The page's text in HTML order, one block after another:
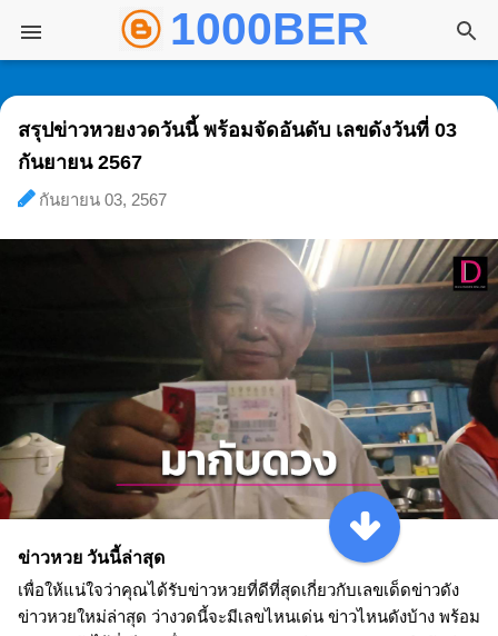
ข้ามไปที่เนื้อหาหลัก
1000BER พันเ
สรุปข่าวหวยงวดวันนี้ พร้อมจัดอันดับ เลขดังวันที่ 03
กันยายน 2567
กันยายน 03, 2567
ข่าวหวย วันนี้ล่าสุด
เพื่อให้แน่ใจว่าคุณได้รับข่าวหวยที่ดีที่สุดเกี่ยวกับเลขเด็ดข่าวดัง
ข่าวหวยใหม่ล่าสุด ว่างวดนี้จะมีเลขไหนเด่น ข่าวไหนดังบ้าง พร้อม